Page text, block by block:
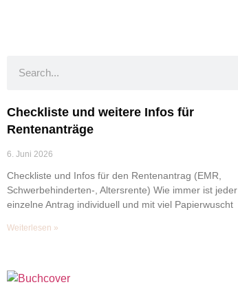
Checkliste und weitere Infos für
Rentenanträge
6. Juni 2026
Checkliste und Infos für den Rentenantrag (EMR,
Schwerbehinderten-, Altersrente) Wie immer ist jeder
einzelne Antrag individuell und mit viel Papierwuscht
Weiterlesen »